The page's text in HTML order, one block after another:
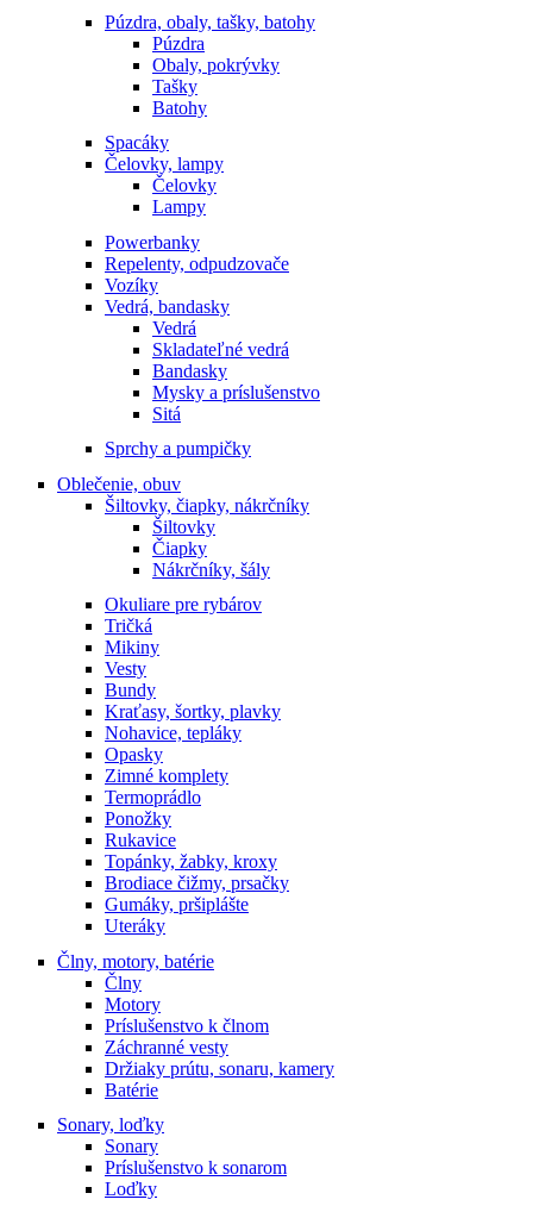
Púzdra, obaly, tašky, batohy
Púzdra
Obaly, pokrývky
Tašky
Batohy
Spacáky
Čelovky, lampy
Čelovky
Lampy
Powerbanky
Repelenty, odpudzovače
Vozíky
Vedrá, bandasky
Vedrá
Skladateľné vedrá
Bandasky
Mysky a príslušenstvo
Sitá
Sprchy a pumpičky
Oblečenie, obuv
Šiltovky, čiapky, nákrčníky
Šiltovky
Čiapky
Nákrčníky, šály
Okuliare pre rybárov
Tričká
Mikiny
Vesty
Bundy
Kraťasy, šortky, plavky
Nohavice, tepláky
Opasky
Zimné komplety
Termoprádlo
Ponožky
Rukavice
Topánky, žabky, kroxy
Brodiace čižmy, prsačky
Gumáky, pršiplášte
Uteráky
Člny, motory, batérie
Člny
Motory
Príslušenstvo k člnom
Záchranné vesty
Držiaky prútu, sonaru, kamery
Batérie
Sonary, loďky
Sonary
Príslušenstvo k sonarom
Loďky